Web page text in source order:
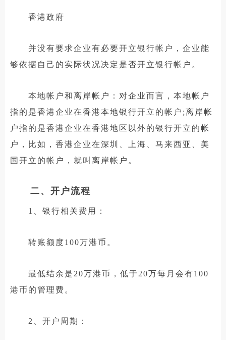
香港政府
并没有要求企业有必要开立银行帐户，企业能
够依据自己的实际状况决定是否开立银行帐户。
本地帐户和离岸帐户：对企业而言，本地帐户
指的是香港企业在香港本地银行开立的帐户;离岸帐
户指的是香港企业在香港地区以外的银行开立的帐
户，比如，香港企业在深圳、上海、马来西亚、美
国开立的帐户，就叫离岸帐户。
二、开户流程
1、银行相关费用：
转账额度100万港币。
最低结余是20万港币，低于20万每月会有100
港币的管理费。
2、开户周期：